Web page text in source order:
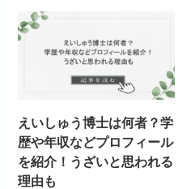
えいしゅう博士は何者？学
歴や年収などプロフィール
を紹介！うざいと思われる
理由も